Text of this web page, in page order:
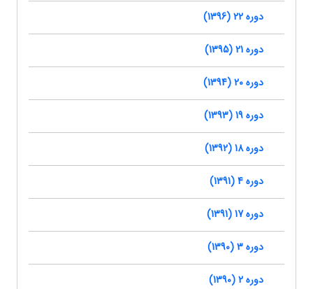
دوره 22 (1396)
دوره 21 (1395)
دوره 20 (1394)
دوره 19 (1393)
دوره 18 (1392)
دوره 4 (1391)
دوره 17 (1391)
دوره 3 (1390)
دوره 2 (1390)